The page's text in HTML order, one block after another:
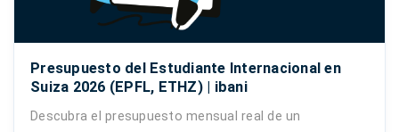
Presupuesto del Estudiante Internacional en
Suiza 2026 (EPFL, ETHZ) | ibani
Descubra el presupuesto mensual real de un